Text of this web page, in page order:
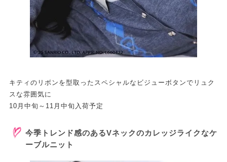
キティのリボンを型取ったスペシャルなビジューボタンでリュク
スな雰囲気に
10月中旬～11月中旬入荷予定
今季トレンド感のあるVネックのカレッジライクなケ
ーブルニット